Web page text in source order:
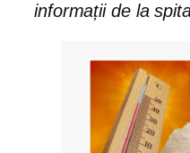
informații de la